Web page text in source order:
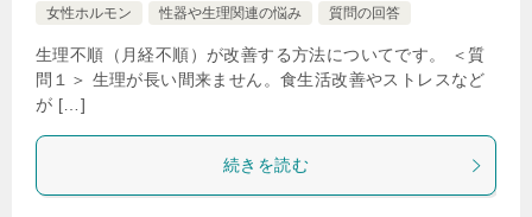
女性ホルモン
性器や生理関連の悩み 質問の回答
生理不順（月経不順）が改善する方法についてです。 ＜質
問１＞ 生理が長い間来ません。食生活改善やストレスなど
が […]
続きを読む